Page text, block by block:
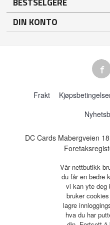
DIN KONTO
Frakt
DC Cards Mabergveien
Vår nettbutikk
du får en bedre
vi kan yte deg
bruker
lagre
hva du har